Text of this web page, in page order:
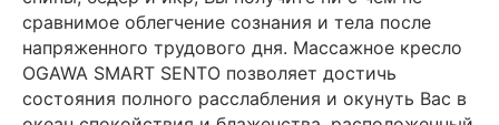
сравнимое облегчение сознания и тела после
напряженного трудового дня. Массажное кресло
OGAWA SMART SENTO позволяет достичь
состояния полного расслабления и окунуть Вас в